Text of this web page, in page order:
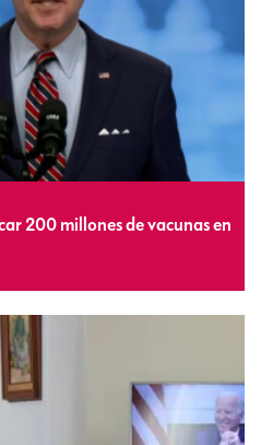
200 millones de vacunas en